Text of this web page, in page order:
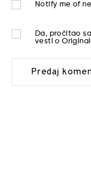
Notify me of
Da, pročitao
vesti o